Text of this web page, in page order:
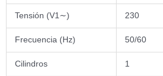
Tensión (V1∼) 230
Frecuencia (Hz) 50/60
Cilindros 1